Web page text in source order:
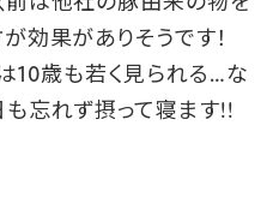
前は他社の豚由来の物を
効果がありそうです！
10歳も若く見られる…な
忘れず摂って寝ます!!